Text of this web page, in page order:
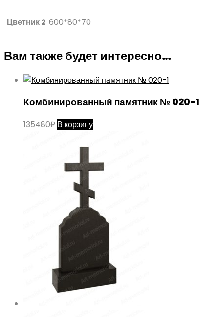
Цветник 2 600*80*70
Вам также будет интересно…
Комбинированный памятник № 020-1
135480₽ В корзину